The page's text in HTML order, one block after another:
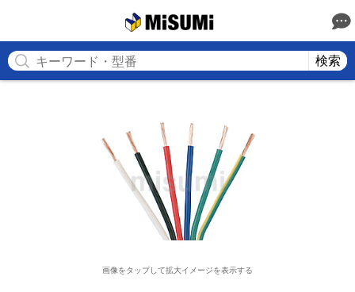
検索
画像をタップして拡大イメージを表示する